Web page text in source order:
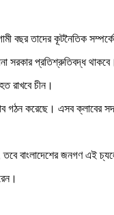
বছর তাদের কূটনৈতিক
সরকার প্রতিশ্রুতিবদ্ধ থাকবে।
রাখবে চীন।
গঠন করেছে। এসব ক্লাবের
তবে বাংলাদেশের জনগণ এই